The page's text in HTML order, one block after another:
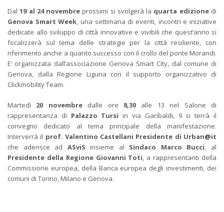
Dal19 al 24 novembre prossimi si svolgerà la quarta edizionedi
Genova Smart Week, una settimana di eventi, incontri e iniziative
dedicate allo sviluppo di città innovative e vivibili che quest’anno si
focalizzerà sul tema delle strategie per la città resiliente, con
riferimento anche a quanto successo con il crollo del ponte Morandi.
E’ organizzata dall’associazione Genova Smart City, dal comune di
Genova, dalla Regione Liguria con il supporto organizzativo di
Clickmobility Team.
Martedì 20 novembredalle ore 8,30 alle 13 nel Salone di
rappresentanza di Palazzo Tursi in via Garibaldi, 9 si terrà il
convegno dedicato al tema principale della manifestazione.
Interverrà il prof. Valentino Castellani Presidente di Urban@it
che aderisce ad ASviS insieme al Sindaco Marco Bucci, al
Presidente della Regione Giovanni Toti, a rappresentanti della
Commissione europea, della Banca europea degli investimenti, dei
comuni di Torino, Milano e Genova.